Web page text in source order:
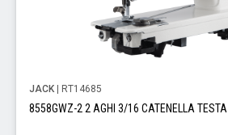
JACK | RT14685
8558GWZ-2 2 AGHI 3/16 CATENELLA TESTA